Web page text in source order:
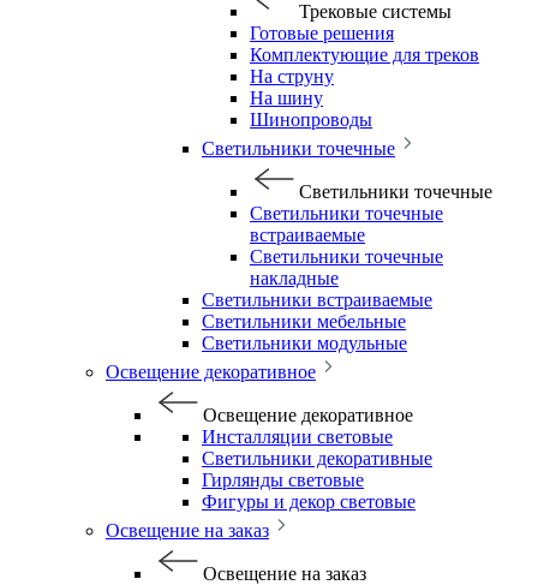
Трековые системы
Готовые решения
Комплектующие для треков
На струну
На шину
Шинопроводы
Светильники точечные
Светильники точечные
Светильники точечные
встраиваемые
Светильники точечные
накладные
Светильники встраиваемые
Светильники мебельные
Светильники модульные
Освещение декоративное
Освещение декоративное
Инсталляции световые
Светильники декоративные
Гирлянды световые
Фигуры и декор световые
Освещение на заказ
Освещение на заказ